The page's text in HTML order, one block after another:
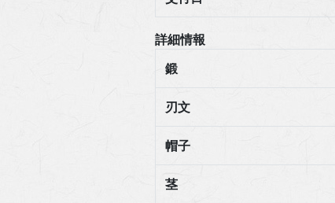
詳細情報
鍛
刃文
帽子
茎